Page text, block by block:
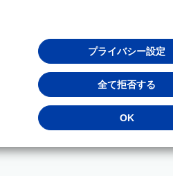
プライバシー設定
全て拒否する
OK